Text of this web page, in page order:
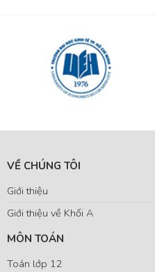
VỀ CHÚNG TÔI
Giới thiệu
Giới thiệu về Khối A
MÔN TOÁN
Toán lớp 12